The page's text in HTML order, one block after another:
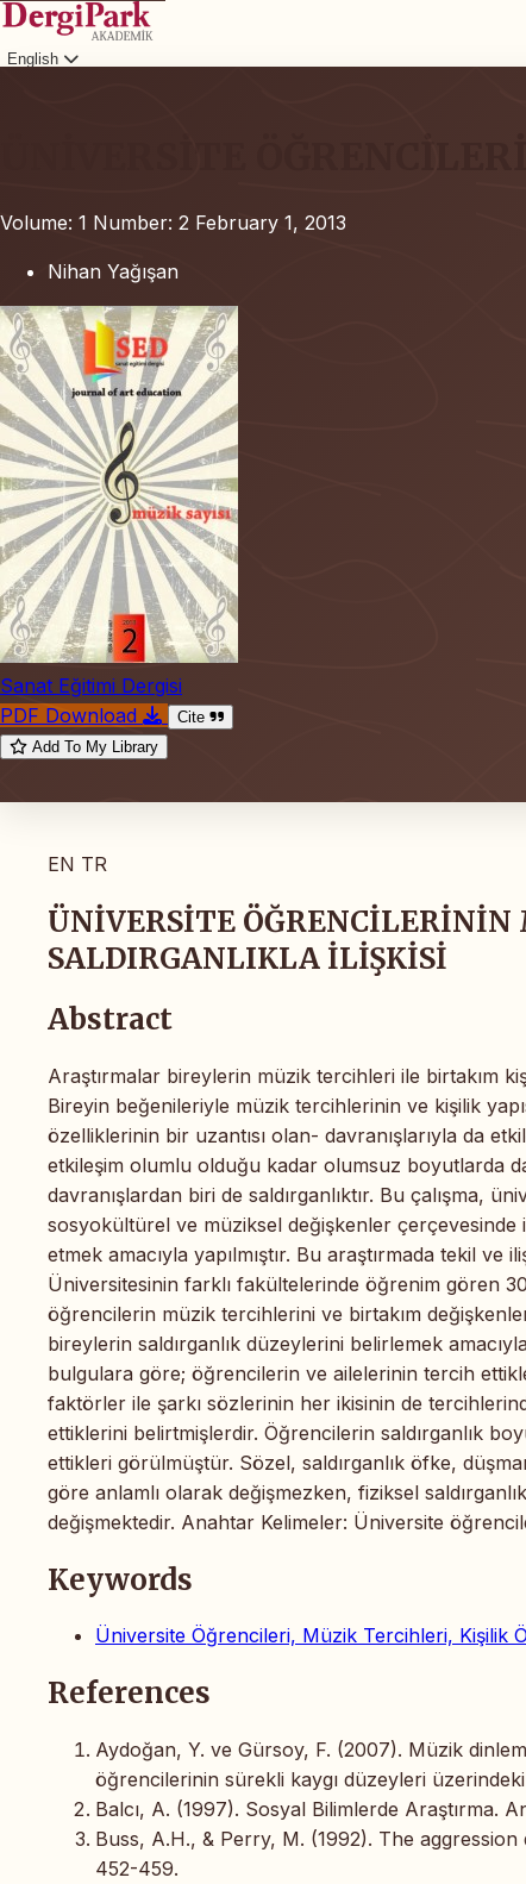
English
ÜNİVERSİTE
Volume: 1 Number: 2 February 1, 2013
Nihan Yağışan
Sanat Eğitimi Dergisi
PDF Download
Cite
Add To My Library
EN TR
ÜNİVERSİTE
SALDIRGANLIKLA İLİŞKİSİ
Abstract
Araştırmalar bireylerin müzik tercihleri ile birtakım
Bireyin beğenileriyle müzik tercihlerinin ve kişilik
özelliklerinin bir uzantısı olan- davranışlarıyla da
etkileşim olumlu olduğu kadar olumsuz boyutlarda
davranışlardan biri de saldırganlıktır. Bu çalışma,
sosyokültürel ve müziksel değişkenler çerçevesinde
etmek amacıyla yapılmıştır. Bu araştırmada tekil
Üniversitesinin farklı fakültelerinde öğrenim gören
öğrencilerin müzik tercihlerini ve birtakım
bireylerin saldırganlık düzeylerini belirlemek
bulgulara göre; öğrencilerin ve ailelerinin tercih
faktörler ile şarkı sözlerinin her ikisinin de
ettiklerini belirtmişlerdir. Öğrencilerin saldırganlık
ettikleri görülmüştür. Sözel, saldırganlık öfke,
göre anlamlı olarak değişmezken, fiziksel
değişmektedir. Anahtar Kelimeler: Üniversite
Keywords
Üniversite Öğrencileri, Müzik Tercihleri, Kişilik
References
Aydoğan, Y. ve Gürsoy, F. (2007). Müzik
öğrencilerinin sürekli kaygı düzeyleri
Balcı, A. (1997). Sosyal Bilimlerde Araştırma.
Buss, A.H., & Perry, M. (1992). The
452-459.